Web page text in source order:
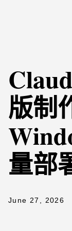
版制
量部
June 27, 2026